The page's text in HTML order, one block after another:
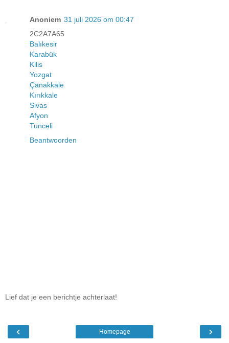
Anoniem 31 juli 2026 om 00:47
2C2A7A65
Balıkesir
Karabük
Kilis
Yozgat
Çanakkale
Kırıkkale
Sivas
Afyon
Tunceli
Beantwoorden
Lief dat je een berichtje achterlaat!
‹ ›
Homepage